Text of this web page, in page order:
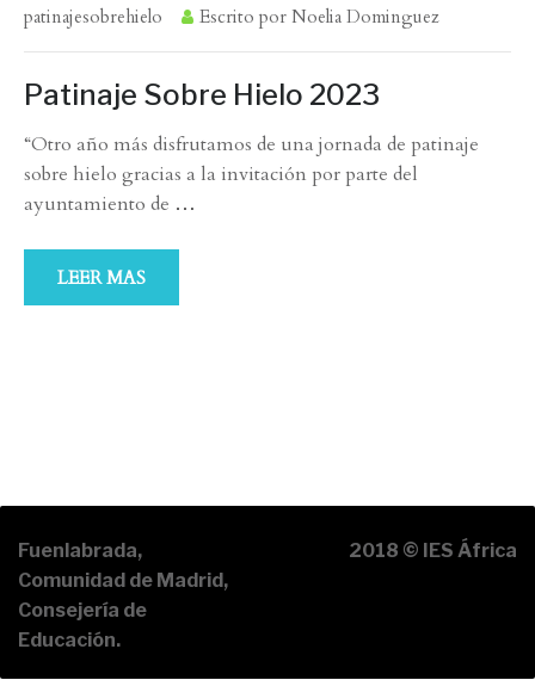
patinajesobrehielo
Escrito por Noelia Dominguez
Patinaje Sobre Hielo 2023
“Otro año más disfrutamos de una jornada de patinaje
sobre hielo gracias a la invitación por parte del
ayuntamiento de …
LEER MAS
Fuenlabrada,
Comunidad de Madrid,
Consejería de
Educación.
2018 © IES África